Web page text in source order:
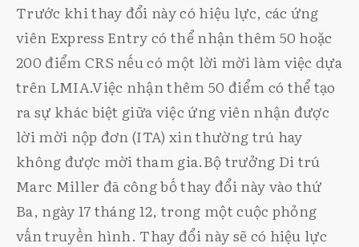
Trước khi thay đổi này có hiệu lực, các ứng
viên Express Entry có thể nhận thêm 50 hoặc
200 điểm CRS nếu có một lời mời làm việc dựa
trên LMIA.Việc nhận thêm 50 điểm có thể tạo
ra sự khác biệt giữa việc ứng viên nhận được
lời mời nộp đơn (ITA) xin thường trú hay
không được mời tham gia.Bộ trưởng Di trú
Marc Miller đã công bố thay đổi này vào thứ
Ba, ngày 17 tháng 12, trong một cuộc phỏng
vấn truyền hình. Thay đổi này sẽ có hiệu lực